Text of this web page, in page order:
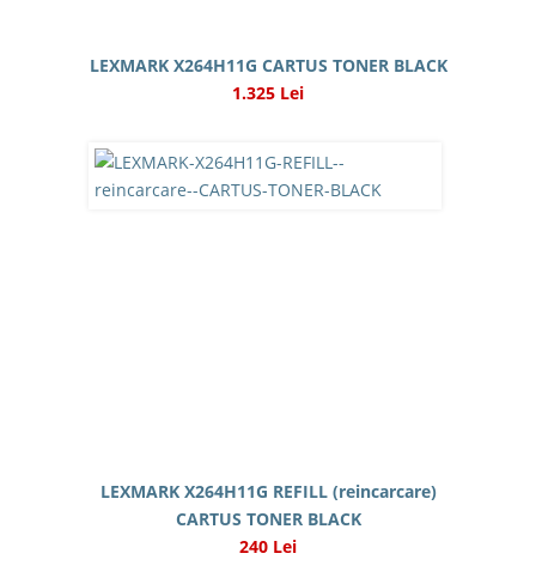
LEXMARK X264H11G CARTUS TONER BLACK
1.325 Lei
LEXMARK X264H11G REFILL (reincarcare)
CARTUS TONER BLACK
240 Lei